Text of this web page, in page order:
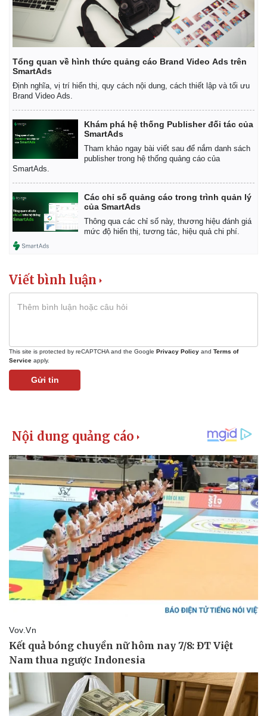
Kinh tế
Giá cà phê
Tổng quan về hình thức quảng cáo Brand Video Ads trên
SmartAds
Định nghĩa, vị trí hiển thị, quy cách nội dung, cách thiết lập và tối ưu
Brand Video Ads.
Khám phá hệ thống Publisher đối tác của
SmartAds
Tham khảo ngay bài viết sau để nắm danh sách
publisher trong hệ thống quảng cáo của
SmartAds.
Các chỉ số quảng cáo trong trình quản lý
của SmartAds
Thông qua các chỉ số này, thương hiệu đánh giá
mức độ hiển thị, tương tác, hiệu quả chi phí.
Viết bình luận
This site is protected by reCAPTCHA and the Google Privacy Policy and Terms of
Service apply.
Gửi tin